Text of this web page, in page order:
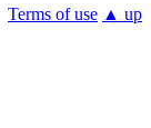
Terms of use ▲ up